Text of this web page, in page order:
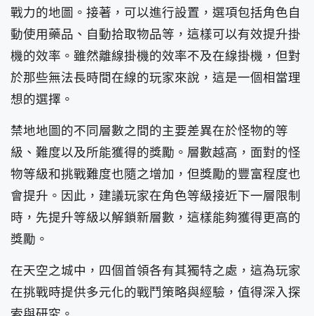
戰力的地圖。接著，可以進行設置，選項包括角色自
動使用藥品、自動拾取物品等，這樣可以有效提升掛
機的效率。雖然離線掛機的效率不及在線掛機，但對
於那些無法長時間在線的玩家來說，這是一個相當理
想的選擇。
禁地地圖的不同層數之間的主要差異在於怪物的等
級、難度以及所能獲得的獎勵。層數越高，面對的怪
物等級和挑戰難度也隨之增加，但獎勵的豐富程度也
會提升。因此，建議玩家在角色等級接近下一層限制
時，先提升等級以解鎖新層數，這樣能夠獲得更高的
獎勵。
在天空之城中，四個首領各有其獨特之處，這為玩家
在挑戰時提供多元化的戰鬥策略與經驗，值得深入探